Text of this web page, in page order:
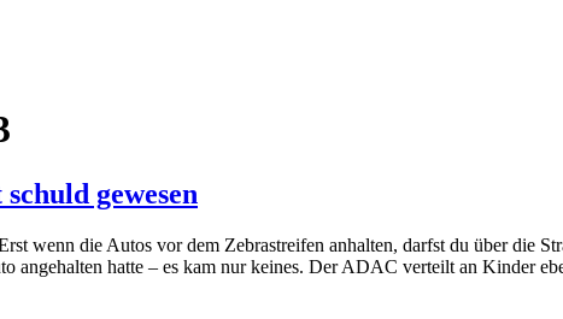
gewesen
wenn die Autos vor dem Zebrastreifen anhalten, darfst du über die
angehalten hatte – es kam nur keines. Der ADAC verteilt an Kinder